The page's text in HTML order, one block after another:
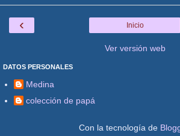
‹ Inicio
Ver versión web
DATOS PERSONALES
Medina
colección de papá
Con la tecnología de